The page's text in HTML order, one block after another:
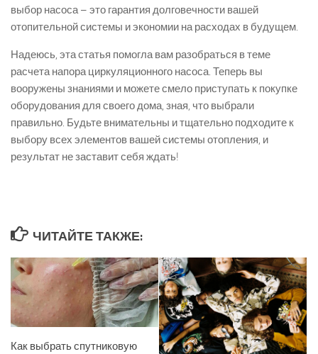
выбор насоса – это гарантия долговечности вашей
отопительной системы и экономии на расходах в будущем.
Надеюсь, эта статья помогла вам разобраться в теме
расчета напора циркуляционного насоса. Теперь вы
вооружены знаниями и можете смело приступать к покупке
оборудования для своего дома, зная, что выбрали
правильно. Будьте внимательны и тщательно подходите к
выбору всех элементов вашей системы отопления, и
результат не заставит себя ждать!
ЧИТАЙТЕ ТАКЖЕ:
Как выбрать спутниковую